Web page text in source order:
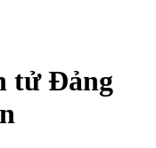
tử Đảng